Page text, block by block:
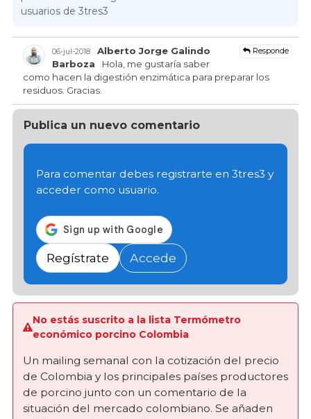
usuarios de 3tres3
06-jul-2018 Responde
Alberto Jorge Galindo
Barboza
Hola, me gustaría saber
como hacen la digestión enzimática para preparar los
residuos. Gracias.
Publica un nuevo comentario
Para comentar debes registrarte en 3tres3 y
acceder como usuario.
Regístrate Accede
No estás suscrito a la lista Termómetro
económico porcino Colombia
Un mailing semanal con la cotización del precio
de Colombia y los principales países productores
de porcino junto con un comentario de la
situación del mercado colombiano. Se añaden